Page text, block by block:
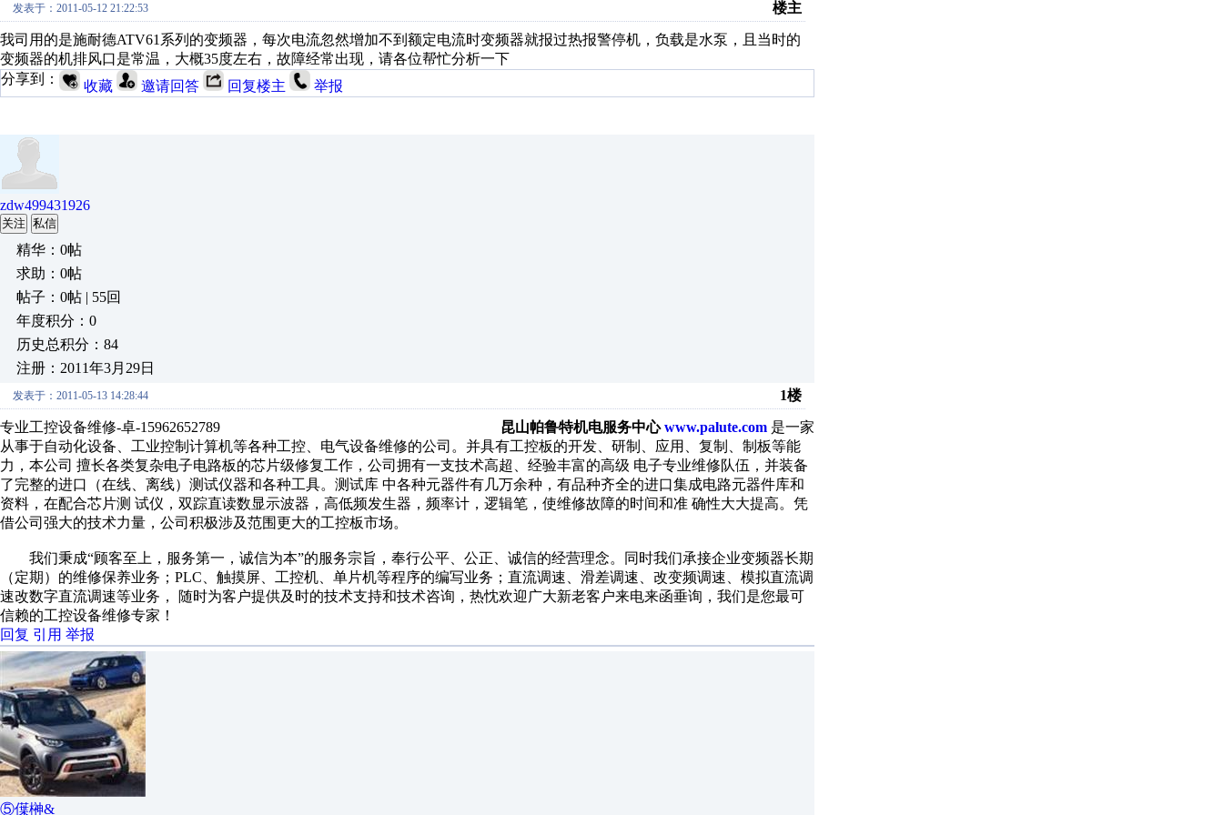
发表于：2011-05-12 21:22:53 楼主
我司用的是施耐德ATV61系列的变频器，每次电流忽然增加不到额定电流时变频器就报过热报警停机，负载是水泵，且当时的
变频器的机排风口是常温，大概35度左右，故障经常出现，请各位帮忙分析一下
分享到：
收藏 邀请回答 回复楼主 举报
zdw499431926
关注 私信
精华：0帖
求助：0帖
帖子：0帖 | 55回
年度积分：0
历史总积分：84
注册：2011年3月29日
发表于：2011-05-13 14:28:44 1楼
专业工控设备维修-卓-15962652789 昆山帕鲁特机电服务中心www.palute.com 是一家
从事于自动化设备、工业控制计算机等各种工控、电气设备维修的公司。并具有工控板的开发、研制、应用、复制、制板等能
力，本公司 擅长各类复杂电子电路板的芯片级修复工作，公司拥有一支技术高超、经验丰富的高级 电子专业维修队伍，并装备
了完整的进口（在线、离线）测试仪器和各种工具。测试库 中各种元器件有几万余种，有品种齐全的进口集成电路元器件库和
资料，在配合芯片测 试仪，双踪直读数显示波器，高低频发生器，频率计，逻辑笔，使维修故障的时间和准 确性大大提高。凭
借公司强大的技术力量，公司积极涉及范围更大的工控板市场。
我们秉成“顾客至上，服务第一，诚信为本”的服务宗旨，奉行公平、公正、诚信的经营理念。同时我们承接企业变频器长期
（定期）的维修保养业务；PLC、触摸屏、工控机、单片机等程序的编写业务；直流调速、滑差调速、改变频调速、模拟直流调
速改数字直流调速等业务， 随时为客户提供及时的技术支持和技术咨询，热忱欢迎广大新老客户来电来函垂询，我们是您最可
信赖的工控设备维修专家！
回复 引用 举报
⑤僷榊&